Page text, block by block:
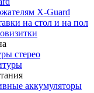
X-Guard
на стол и на пол
стерео
аккумуляторы